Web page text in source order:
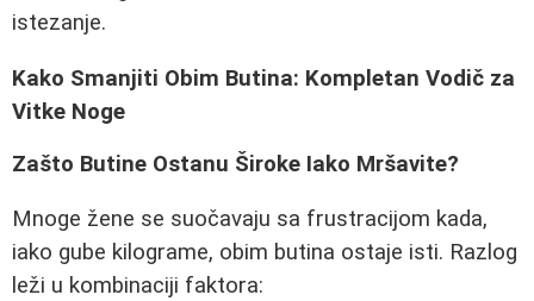
istezanje.
Kako Smanjiti Obim Butina: Kompletan Vodič za
Vitke Noge
Zašto Butine Ostanu Široke Iako Mršavite?
Mnoge žene se suočavaju sa frustracijom kada,
iako gube kilograme, obim butina ostaje isti. Razlog
leži u kombinaciji faktora: